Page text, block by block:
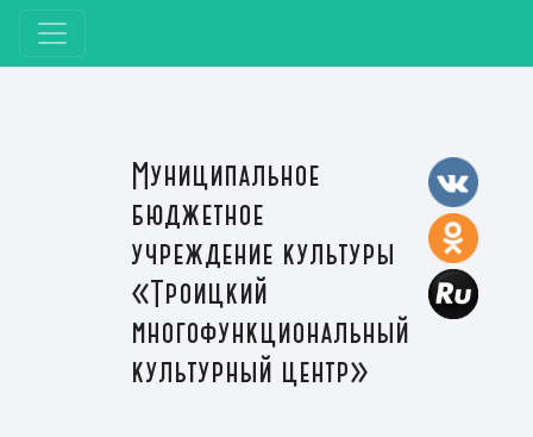
Муниципальное
бюджетное
учреждение культуры
«Троицкий
многофункциональный
культурный центр»